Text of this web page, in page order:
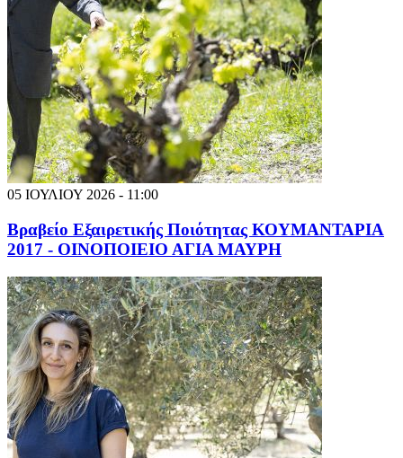
05 ΙΟΥΛΙΟΥ 2026 - 11:00
Βραβείο Εξαιρετικής Ποιότητας ΚΟΥΜΑΝΤΑΡΙΑ
2017 - ΟΙΝΟΠΟΙΕΙΟ ΑΓΙΑ ΜΑΥΡΗ